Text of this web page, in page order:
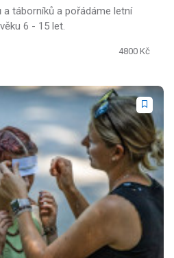
táborníků a pořádáme letní
6 - 15 let.
4800 Kč